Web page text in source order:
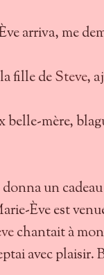
arriva, me
fille deSteve,
belle-mère,
un
Ève est
chantait à
avec